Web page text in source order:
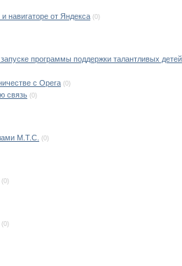
навигаторе от Яндекса (0)
программы поддержки талантливых детей
с Opera (0)
связь (0)
М.Т.С. (0)
(0)
(0)